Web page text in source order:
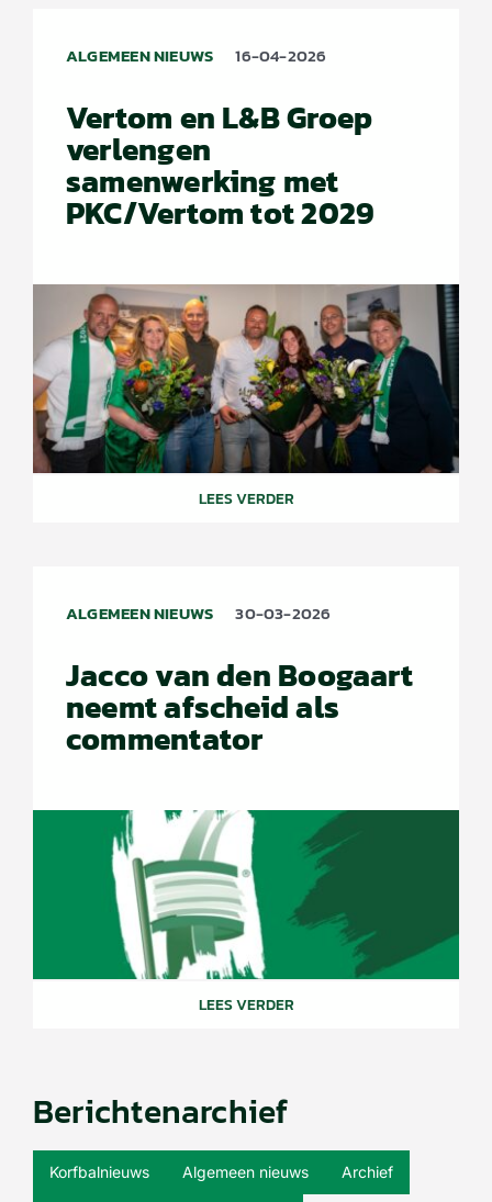
ALGEMEEN NIEUWS 16-04-2026
Vertom en L&B Groep
verlengen
samenwerking met
PKC/Vertom tot 2029
LEES VERDER
ALGEMEEN NIEUWS 30-03-2026
Jacco van den Boogaart
neemt afscheid als
commentator
LEES VERDER
Berichtenarchief
Korfbalnieuws Algemeen nieuws Archief